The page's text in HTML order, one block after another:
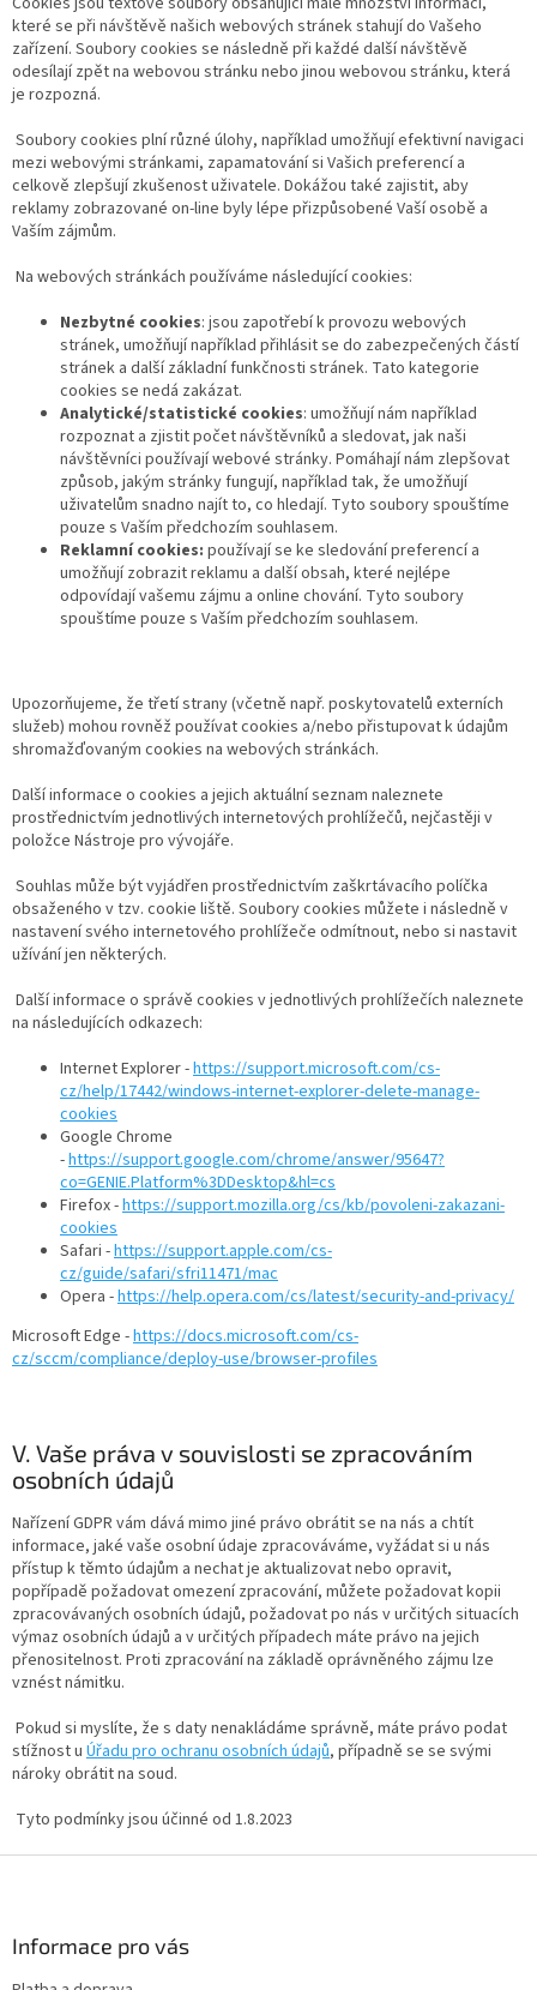
které se při návštěvě našich webových stránek stahují do Vašeho
zařízení. Soubory cookies se následně při každé další návštěvě
odesílají zpět na webovou stránku nebo jinou webovou stránku, která
je rozpozná.
Soubory cookies plní různé úlohy, například umožňují efektivní navigaci
mezi webovými stránkami, zapamatování si Vašich preferencí a
celkově zlepšují zkušenost uživatele. Dokážou také zajistit, aby
reklamy zobrazované on-line byly lépe přizpůsobené Vaší osobě a
Vaším zájmům.
Na webových stránkách používáme následující cookies:
Nezbytné cookies: jsou zapotřebí k provozu webových
stránek, umožňují například přihlásit se do zabezpečených částí
stránek a další základní funkčnosti stránek. Tato kategorie
cookies se nedá zakázat.
Analytické/statistické cookies: umožňují nám například
rozpoznat a zjistit počet návštěvníků a sledovat, jak naši
návštěvníci používají webové stránky. Pomáhají nám zlepšovat
způsob, jakým stránky fungují, například tak, že umožňují
uživatelům snadno najít to, co hledají. Tyto soubory spouštíme
pouze s Vaším předchozím souhlasem.
Reklamní cookies: používají se ke sledování preferencí a
umožňují zobrazit reklamu a další obsah, které nejlépe
odpovídají vašemu zájmu a online chování. Tyto soubory
spouštíme pouze s Vaším předchozím souhlasem.
Upozorňujeme, že třetí strany (včetně např. poskytovatelů externích
služeb) mohou rovněž používat cookies a/nebo přistupovat k údajům
shromažďovaným cookies na webových stránkách.
Další informace o cookies a jejich aktuální seznam naleznete
prostřednictvím jednotlivých internetových prohlížečů, nejčastěji v
položce Nástroje pro vývojáře.
Souhlas může být vyjádřen prostřednictvím zaškrtávacího políčka
obsaženého v tzv. cookie liště. Soubory cookies můžete i následně v
nastavení svého internetového prohlížeče odmítnout, nebo si nastavit
užívání jen některých.
Další informace o správě cookies v jednotlivých prohlížečích naleznete
na následujících odkazech:
Internet Explorer -https://support.microsoft.com/cs-
cz/help/17442/windows-internet-explorer-delete-manage-
cookies
Google Chrome
-https://support.google.com/chrome/answer/95647?
co=GENIE.Platform%3DDesktop&hl=cs
Firefox -https://support.mozilla.org/cs/kb/povoleni-zakazani-
cookies
Safari -https://support.apple.com/cs-
cz/guide/safari/sfri11471/mac
Opera -https://help.opera.com/cs/latest/security-and-privacy/
Microsoft Edge -https://docs.microsoft.com/cs-
cz/sccm/compliance/deploy-use/browser-profiles
V. Vaše práva v souvislosti se zpracováním
osobních údajů
Nařízení GDPR vám dává mimo jiné právo obrátit se na nás a chtít
informace, jaké vaše osobní údaje zpracováváme, vyžádat si u nás
přístup k těmto údajům a nechat je aktualizovat nebo opravit,
popřípadě požadovat omezení zpracování, můžete požadovat kopii
zpracovávaných osobních údajů, požadovat po nás v určitých situacích
výmaz osobních údajů a v určitých případech máte právo na jejich
přenositelnost. Proti zpracování na základě oprávněného zájmu lze
vznést námitku.
Pokud si myslíte, že s daty nenakládáme správně, máte právo podat
stížnost u Úřadu pro ochranu osobních údajů, případně se se svými
nároky obrátit na soud.
Tyto podmínky jsou účinné od 1.8.2023
Informace pro vás